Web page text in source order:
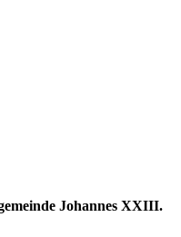
Johannes XXIII.